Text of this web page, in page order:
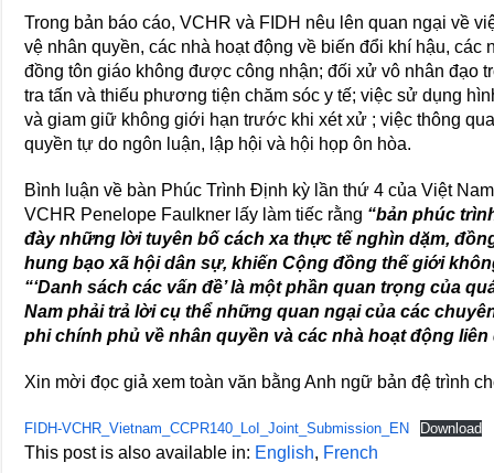
Trong bản báo cáo, VCHR và FIDH nêu lên quan ngại về
vệ nhân quyền, các nhà hoạt động về biến đổi khí hậu, các
đồng tôn giáo không được công nhận; đối xử vô nhân đạo
tra tấn và thiếu phương tiện chăm sóc y tế; việc sử dụng
và giam giữ không giới hạn trước khi xét xử ; việc thông
quyền tự do ngôn luận, lập hội và hội họp ôn hòa.
Bình luận về bàn Phúc Trình Định kỳ lần thứ 4 của Việt
VCHR Penelope Faulkner lấy làm tiếc rằng “bản phúc
đàynhững lời tuyên bố cách xa thực tế nghìn dặm,
hung bạo xã hội dân sự, khiến Cộng đồng thế giới
“‘Danh sách các vấn đề’ là một phần quan trọng của
Nam phải trả lời cụ thể những quan ngại của các
phi chính phủ về nhân quyền và các nhà hoạt động
Xin mời đọc giả xem toàn văn bằng Anh ngữ bản đệ trình
FIDH-VCHR_Vietnam_CCPR140_LoI_Joint_Submission_EN Download
This post is also available in: English French